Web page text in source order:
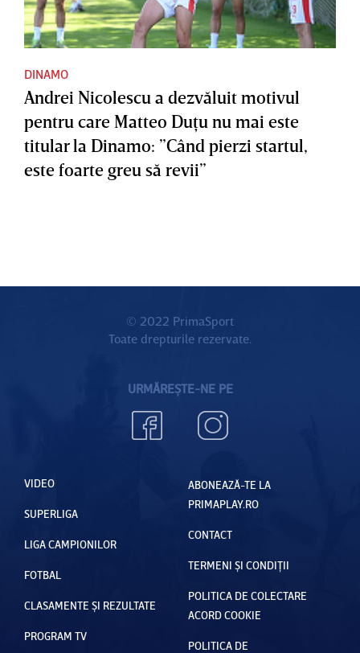
DINAMO
Andrei Nicolescu a dezvăluit motivul
pentru care Matteo Duţu nu mai este
titular la Dinamo: ”Când pierzi startul,
este foarte greu să revii”
© 2022 PrimaSport
Toate drepturile rezervate.
URMĂREȘTE-NE PE
VIDEO
SUPERLIGA
LIGA CAMPIONILOR
FOTBAL
CLASAMENTE ȘI REZULTATE
PROGRAM TV
ABONEAZĂ-TE LA
PRIMAPLAY.RO
CONTACT
TERMENI ȘI CONDIȚII
POLITICA DE COLECTARE
ACORD COOKIE
POLITICA DE